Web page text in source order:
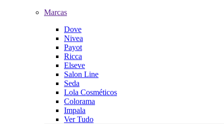
Marcas
Dove
Nivea
Payot
Ricca
Elseve
Salon Line
Seda
Lola Cosméticos
Colorama
Impala
Ver Tudo